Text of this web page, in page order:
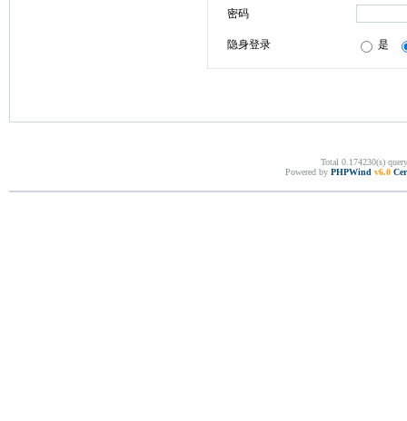
密码
隐身登录 是
Total 0.174230(s)
Powered by PHPWind v6.0